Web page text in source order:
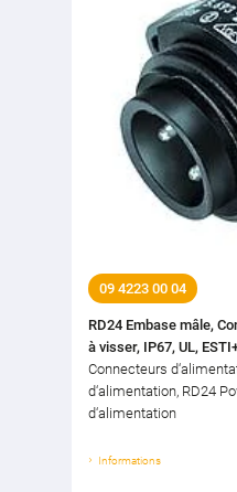
09 4223 00 04
RD24 Embase mâle,
à visser, IP67, UL,
Connecteurs
d‘alimentation, RD24
d‘alimentation
Informations